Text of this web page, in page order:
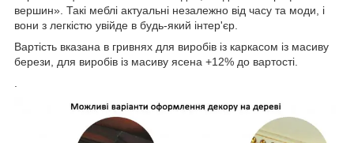
вершин». Такі меблі актуальні незалежно від часу та моди, і
вони з легкістю увійде в будь-який інтер'єр.
Вартість вказана в гривнях для виробів із каркасом із масиву
берези, для виробів із масиву ясена +12% до вартості.